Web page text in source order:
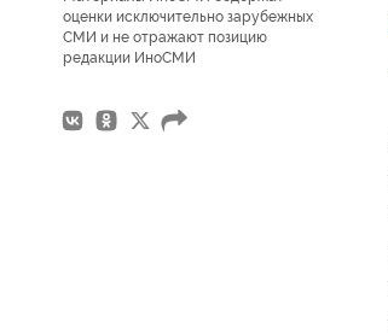
оценки исключительно зарубежных
СМИ и не отражают позицию
редакции ИноСМИ